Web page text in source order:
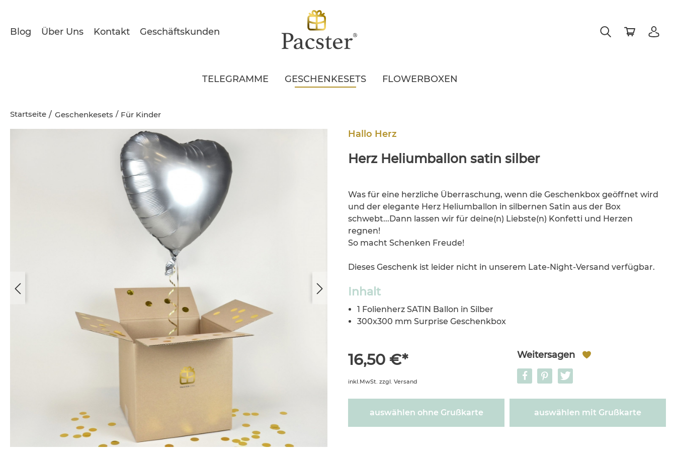
Blog Über Uns Kontakt Geschäftskunden
TELEGRAMME GESCHENKESETS FLOWERBOXEN
Startseite Geschenkesets / Für Kinder
Hallo Herz
Herz Heliumballon satin silber
Was für eine herzliche Überraschung, wenn die Geschenkbox geöffnet wird
und der elegante Herz Heliumballon in silbernen Satin aus der Box
schwebt...Dann lassen wir für deine(n) Liebste(n) Konfetti und Herzen
regnen!
So macht Schenken Freude!
Dieses Geschenk ist leider nicht in unserem Late-Night-Versand verfügbar.
Inhalt
1 Folienherz SATIN Ballon in Silber
300x300 mm Surprise Geschenkbox
16,50 €*
inkl.MwSt. zzgl. Versand
Weitersagen
auswählen ohne Grußkarte auswählen mit Grußkarte